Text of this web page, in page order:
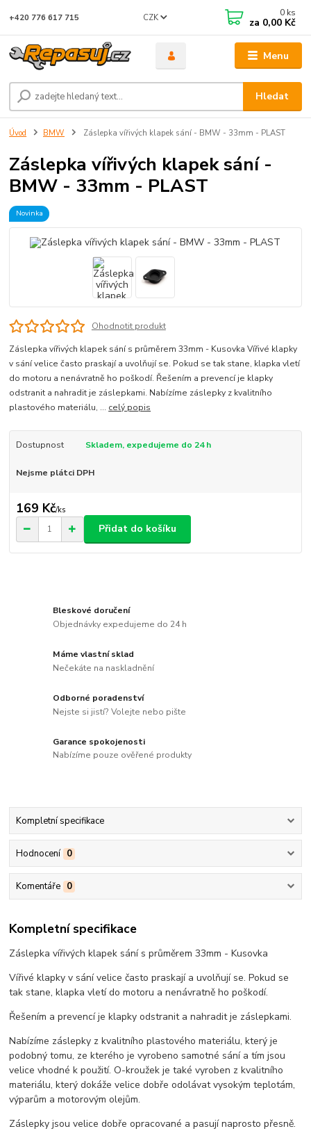
Menu
CZK
Hledat
+420 776 617 715 0 ks
za 0,00 Kč
Úvod BMW Záslepka vířivých klapek sání - BMW - 33mm - PLAST
Záslepka vířivých klapek sání -
BMW - 33mm - PLAST
Novinka
Ohodnotit produkt
Záslepka vířivých klapek sání s průměrem 33mm - Kusovka Vířivé klapky
v sání velice často praskají a uvolňují se. Pokud se tak stane, klapka vletí
do motoru a nenávratně ho poškodí. Řešením a prevencí je klapky
odstranit a nahradit je záslepkami. Nabízíme záslepky z kvalitního
plastového materiálu, ... celý popis
Dostupnost Skladem, expedujeme do 24 h
Nejsme plátci DPH
169 Kč/ks
Přidat do košíku
Bleskové doručení
Objednávky expedujeme do 24 h
Máme vlastní sklad
Nečekáte na naskladnění
Odborné poradenství
Nejste si jistí? Volejte nebo pište
Garance spokojenosti
Nabízíme pouze ověřené produkty
Kompletní specifikace
Hodnocení 0
Komentáře 0
Kompletní specifikace
Záslepka vířivých klapek sání s průměrem 33mm - Kusovka
Vířivé klapky v sání velice často praskají a uvolňují se. Pokud se
tak stane, klapka vletí do motoru a nenávratně ho poškodí.
Řešením a prevencí je klapky odstranit a nahradit je záslepkami.
Nabízíme záslepky z kvalitního plastového materiálu, který je
podobný tomu, ze kterého je vyrobeno samotné sání a tím jsou
velice vhodné k použití. O-kroužek je také vyroben z kvalitního
materiálu, který dokáže velice dobře odolávat vysokým teplotám,
výparům a motorovým olejům.
Záslepky jsou velice dobře opracované a pasují naprosto přesně.